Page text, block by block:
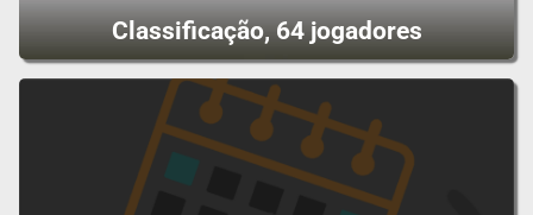
Classificação, 64 jogadores